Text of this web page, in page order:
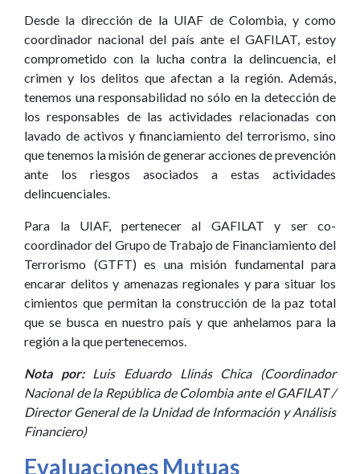
Desde la dirección de la UIAF de Colombia, y como
coordinador nacional del país ante el GAFILAT, estoy
comprometido con la lucha contra la delincuencia, el
crimen y los delitos que afectan a la región. Además,
tenemos una responsabilidad no sólo en la detección de
los responsables de las actividades relacionadas con
lavado de activos y financiamiento del terrorismo, sino
que tenemos la misión de generar acciones de prevención
ante los riesgos asociados a estas actividades
delincuenciales.
Para la UIAF, pertenecer al GAFILAT y ser co-
coordinador del Grupo de Trabajo de Financiamiento del
Terrorismo (GTFT) es una misión fundamental para
encarar delitos y amenazas regionales y para situar los
cimientos que permitan la construcción de la paz total
que se busca en nuestro país y que anhelamos para la
región a la que pertenecemos.
Nota por:Luis Eduardo Llinás Chica (Coordinador
Nacional de la República de Colombia ante el GAFILAT /
Director General de la Unidad de Información y Análisis
Financiero)
Evaluaciones Mutuas